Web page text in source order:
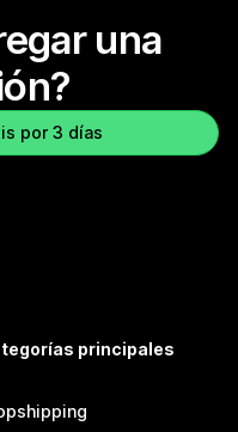
una
por 3 días
principales